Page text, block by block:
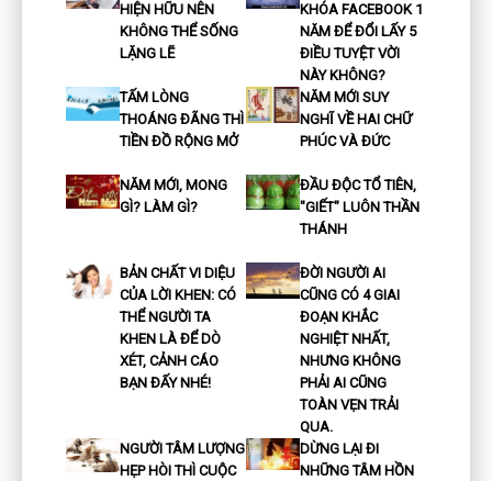
HIỆN HỮU NÊN
KHÔNG THỂ SỐNG
LẶNG LẼ
KHÓA FACEBOOK 1
NĂM ĐỂ ĐỔI LẤY 5
ĐIỀU TUYỆT VỜI
NÀY KHÔNG?
TẤM LÒNG
THOÁNG ĐÃNG THÌ
TIỀN ĐỒ RỘNG MỞ
NĂM MỚI SUY
NGHĨ VỀ HAI CHỮ
PHÚC VÀ ĐỨC
NĂM MỚI, MONG
GÌ? LÀM GÌ?
ĐẦU ĐỘC TỔ TIÊN,
"GIẾT" LUÔN THẦN
THÁNH
BẢN CHẤT VI DIỆU
CỦA LỜI KHEN: CÓ
THỂ NGƯỜI TA
KHEN LÀ ĐỂ DÒ
XÉT, CẢNH CÁO
BẠN ĐẤY NHÉ!
ĐỜI NGƯỜI AI
CŨNG CÓ 4 GIAI
ĐOẠN KHẮC
NGHIỆT NHẤT,
NHƯNG KHÔNG
PHẢI AI CŨNG
TOÀN VẸN TRẢI
QUA.
NGƯỜI TÂM LƯỢNG
HẸP HÒI THÌ CUỘC
DỪNG LẠI ĐI
NHỮNG TÂM HỒN